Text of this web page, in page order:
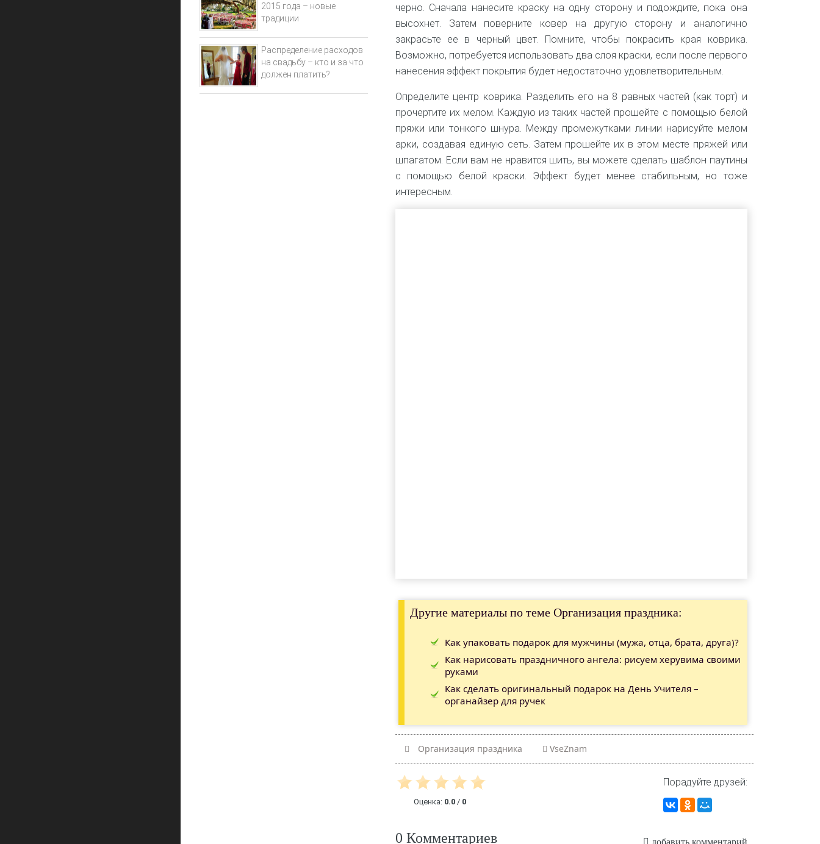
2015 года – новые
традиции
Распределение расходов
на свадьбу – кто и за что
должен платить?
черно. Сначала нанесите краску на одну сторону и подождите, пока она
высохнет. Затем поверните ковер на другую сторону и аналогично
закрасьте ее в черный цвет. Помните, чтобы покрасить края коврика.
Возможно, потребуется использовать два слоя краски, если после первого
нанесения эффект покрытия будет недостаточно удовлетворительным.
Определите центр коврика. Разделить его на 8 равных частей (как торт) и
прочертите их мелом. Каждую из таких частей прошейте с помощью белой
пряжи или тонкого шнура. Между промежутками линии нарисуйте мелом
арки, создавая единую сеть. Затем прошейте их в этом месте пряжей или
шпагатом. Если вам не нравится шить, вы можете сделать шаблон паутины
с помощью белой краски. Эффект будет менее стабильным, но тоже
интересным.
Другие материалы по теме Организация праздника:
Как упаковать подарок для мужчины (мужа, отца, брата, друга)?
Как нарисовать праздничного ангела: рисуем херувима своими
руками
Как сделать оригинальный подарок на День Учителя –
органайзер для ручек
Организация праздника VseZnam
Оценка: 0.0 / 0
Порадуйте друзей:
0 Комментариев